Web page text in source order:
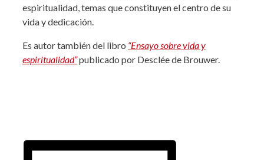
espiritualidad, temas que constituyen el centro de su
vida y dedicación.
Es autor también del libro “Ensayo sobre vida y
espiritualidad”publicado por Desclée de Brouwer.